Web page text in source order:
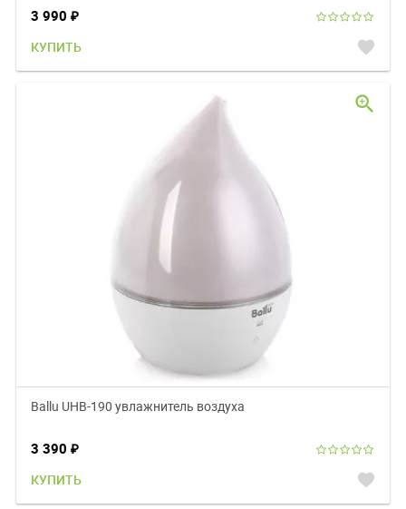
3 990 ₽
КУПИТЬ favorite
Ballu UHB-190 увлажнитель воздуха
3 390 ₽
КУПИТЬ favorite
zoom_in